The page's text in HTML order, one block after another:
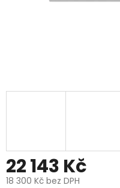
22 143 Kč
18 300 Kč bez DPH